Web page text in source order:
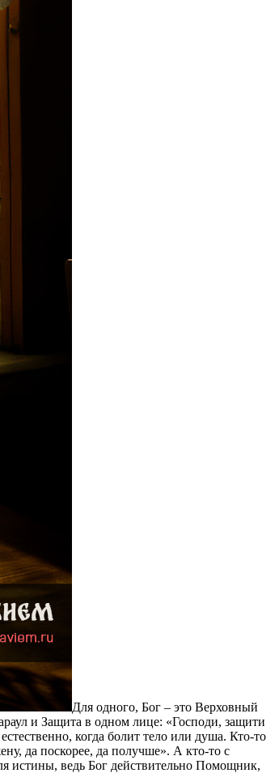
Для одного, Бог – это Верховный
и Защита в одном лице: «Господи, защити
когда болит тело или душа. Кто-то
да поскорее, да получше». А кто-то с
истины, ведь Бог действительно Помощник,